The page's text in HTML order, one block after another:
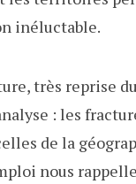
inéluctable.
très reprise
: les
de la
nous